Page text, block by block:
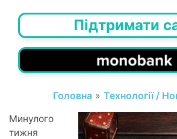
Підтримати
Головна » Технології /
Минулого
тижня